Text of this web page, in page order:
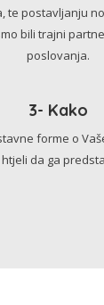
te postavljanju
bili trajni
poslovanja.
3- Kako
forme o
htjeli da ga